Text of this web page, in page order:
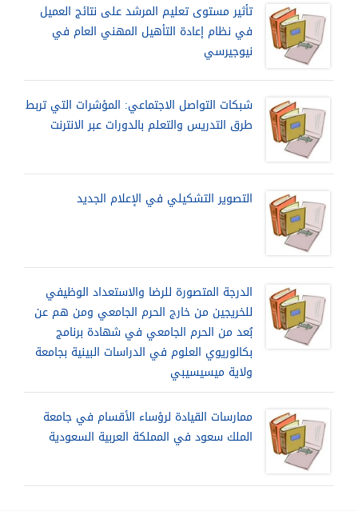
تأثير مستوى تعليم المرشد على نتائج العميل
في نظام إعادة التأهيل المهني العام في
نيوجيرسي
شبكات التواصل الاجتماعي: المؤشرات التي تربط
طرق التدريس والتعلم بالدورات عبر الانترنت
التصوير التشكيلي في الإعلام الجديد
الدرجة المتصورة للرضا والاستعداد الوظيفي
للخريجين من خارج الحرم الجامعي ومن هم عن
بُعد من الحرم الجامعي في شهادة برنامج
بكالوريوي العلوم في الدراسات البينية بجامعة
ولاية ميسيسيبي
ممارسات القيادة لرؤساء الأقسام في جامعة
الملك سعود في المملكة العربية السعودية